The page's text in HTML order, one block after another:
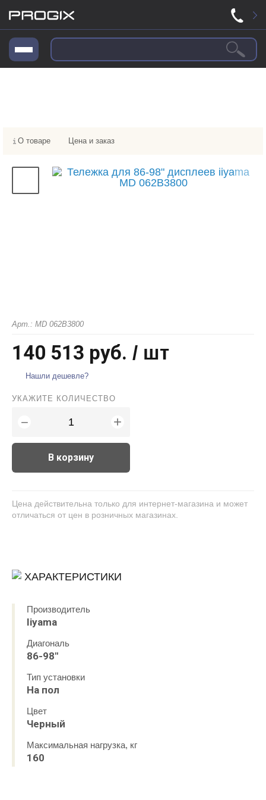
О товаре Цена и заказ
Арт.: MD 062B3800
140 513 руб. / шт
Нашли дешевле?
УКАЖИТЕ КОЛИЧЕСТВО
− +
В корзину
Цена действительна только для интернет-магазина и может
отличаться от цен в розничных магазинах.
ХАРАКТЕРИСТИКИ
Производитель
Iiyama
Диагональ
86-98"
Тип установки
На пол
Цвет
Черный
Максимальная нагрузка, кг
160